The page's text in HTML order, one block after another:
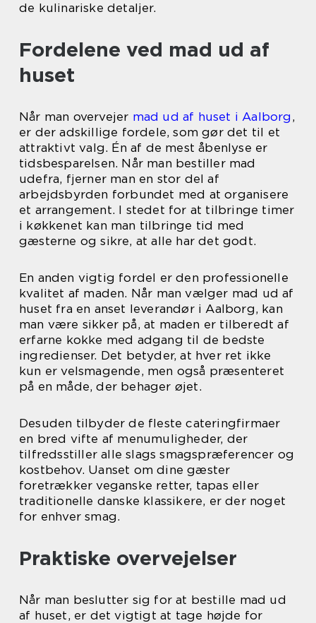
de kulinariske detaljer.
Fordelene ved mad ud af
huset
Når man overvejer mad ud af huset i Aalborg ,
er der adskillige fordele, som gør det til et
attraktivt valg. Én af de mest åbenlyse er
tidsbesparelsen. Når man bestiller mad
udefra, fjerner man en stor del af
arbejdsbyrden forbundet med at organisere
et arrangement. I stedet for at tilbringe timer
i køkkenet kan man tilbringe tid med
gæsterne og sikre, at alle har det godt.
En anden vigtig fordel er den professionelle
kvalitet af maden. Når man vælger mad ud af
huset fra en anset leverandør i Aalborg, kan
man være sikker på, at maden er tilberedt af
erfarne kokke med adgang til de bedste
ingredienser. Det betyder, at hver ret ikke
kun er velsmagende, men også præsenteret
på en måde, der behager øjet.
Desuden tilbyder de fleste cateringfirmaer
en bred vifte af menumuligheder, der
tilfredsstiller alle slags smagspræferencer og
kostbehov. Uanset om dine gæster
foretrækker veganske retter, tapas eller
traditionelle danske klassikere, er der noget
for enhver smag.
Praktiske overvejelser
Når man beslutter sig for at bestille mad ud
af huset, er det vigtigt at tage højde for